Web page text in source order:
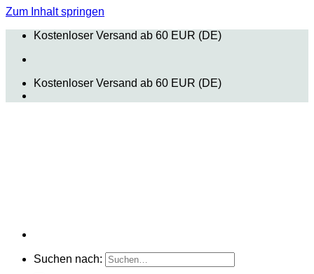
Zum Inhalt springen
Kostenloser Versand ab 60 EUR (DE)
Kostenloser Versand ab 60 EUR (DE)
Suchen nach: